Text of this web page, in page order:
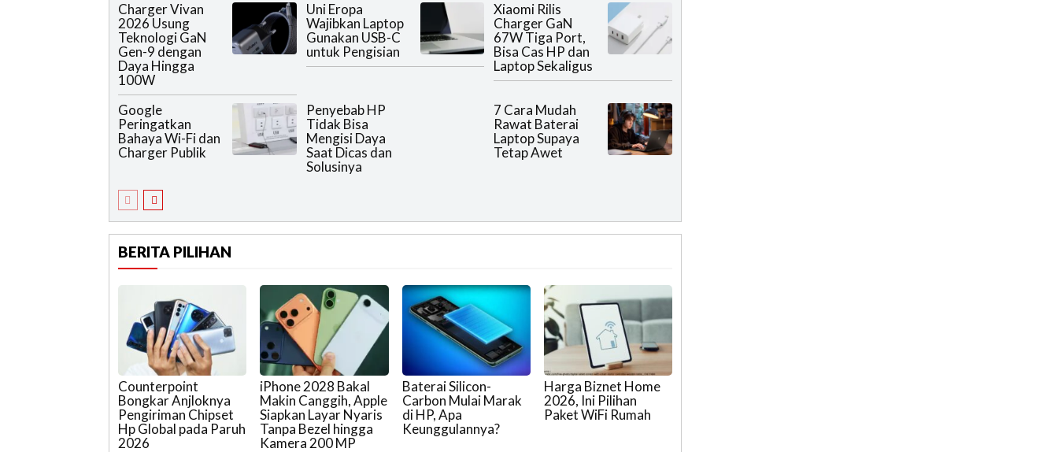
Charger Vivan
2026 Usung
Teknologi GaN
Gen-9 dengan
Daya Hingga
100W
Uni Eropa
Wajibkan Laptop
Gunakan USB-C
untuk Pengisian
Xiaomi Rilis
Charger GaN
67W Tiga Port,
Bisa Cas HP dan
Laptop Sekaligus
Google
Peringatkan
Bahaya Wi-Fi dan
Charger Publik
Penyebab HP
Tidak Bisa
Mengisi Daya
Saat Dicas dan
Solusinya
7 Cara Mudah
Rawat Baterai
Laptop Supaya
Tetap Awet
BERITA PILIHAN
Counterpoint
Bongkar Anjloknya
Pengiriman Chipset
Hp Global pada Paruh
2026
iPhone 2028 Bakal
Makin Canggih, Apple
Siapkan Layar Nyaris
Tanpa Bezel hingga
Kamera 200 MP
Baterai Silicon-
Carbon Mulai Marak
di HP, Apa
Keunggulannya?
Harga Biznet Home
2026, Ini Pilihan
Paket WiFi Rumah